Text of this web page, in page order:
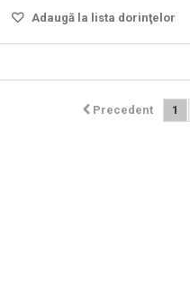
Adaugă la lista dorinţelor
Precedent 1